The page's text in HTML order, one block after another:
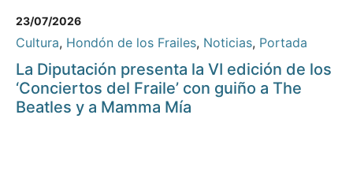
23/07/2026
Cultura, Hondón de los Frailes, Noticias, Portada
La Diputación presenta la VI edición de los
‘Conciertos del Fraile’ con guiño a The
Beatles y a Mamma Mía